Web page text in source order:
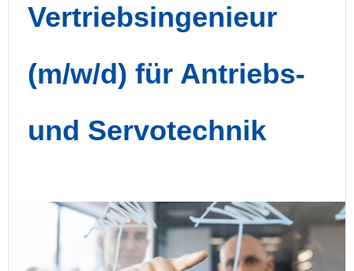
Vertriebsingenieur
(m/w/d) für Antriebs-
und Servotechnik